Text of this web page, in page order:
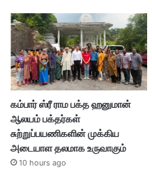
கம்பார் ஸ்ரீ ராம பக்த ஹனுமான்
ஆலயம் பக்தர்கள்
சுற்றுப்பயணிகளின் முக்கிய
அடையாள தலமாக உருவாகும்
10 hours ago